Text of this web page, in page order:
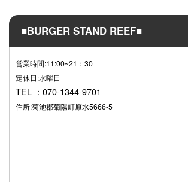
■BURGER STAND REEF■
営業時間:11:00~21：30
定休日:水曜日
TEL ：070-1344-9701
住所:菊池郡菊陽町原水5666-5